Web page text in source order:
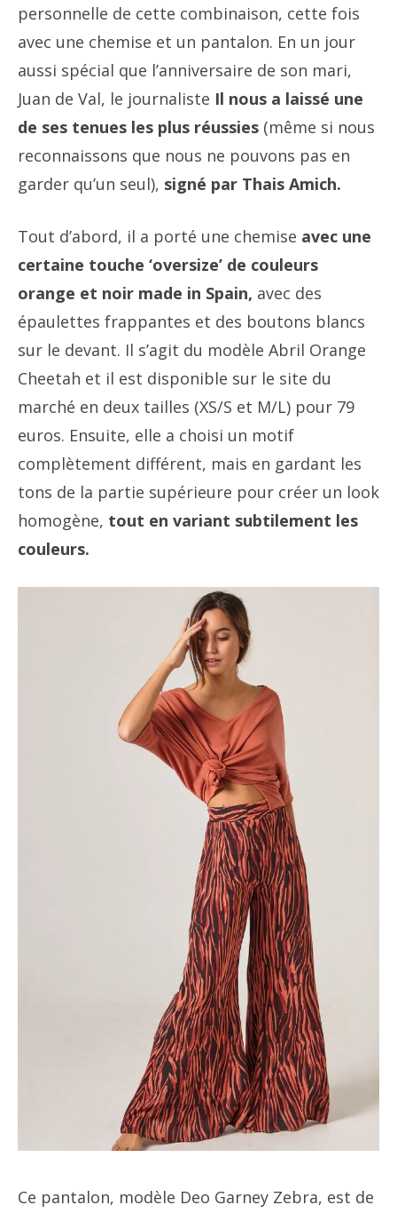
personnelle de cette combinaison, cette fois
avec une chemise et un pantalon. En un jour
aussi spécial que l’anniversaire de son mari,
Juan de Val, le journaliste Il nous a laissé une
de ses tenues les plus réussies (même si nous
reconnaissons que nous ne pouvons pas en
garder qu’un seul), signé par Thais Amich.
Tout d’abord, il a porté une chemise avec une
certaine touche ‘oversize’ de couleurs
orange et noir made in Spain, avec des
épaulettes frappantes et des boutons blancs
sur le devant. Il s’agit du modèle Abril Orange
Cheetah et il est disponible sur le site du
marché en deux tailles (XS/S et M/L) pour 79
euros. Ensuite, elle a choisi un motif
complètement différent, mais en gardant les
tons de la partie supérieure pour créer un look
homogène, tout en variant subtilement les
couleurs.
Ce pantalon, modèle Deo Garney Zebra, est de